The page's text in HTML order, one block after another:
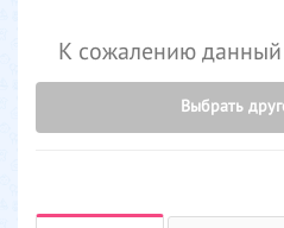
К сожалению данный
Выбрать